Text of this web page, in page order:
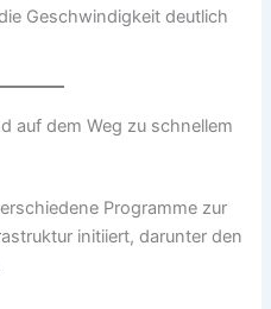
Geschwindigkeit deutlich
auf dem Weg zu schnellem
Programme zur
initiiert, darunter den